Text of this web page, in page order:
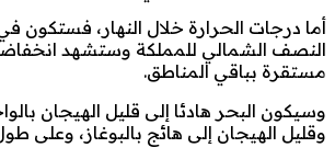
أما درجات الحرارة خلال النهار، فستكون
النصف الشمالي للمملكة وستشهد
مستقرة بباقي المناطق.
وسيكون البحر هادئا إلى قليل الهيجان
وقليل الهيجان إلى هائج بالبوغاز، وعلى